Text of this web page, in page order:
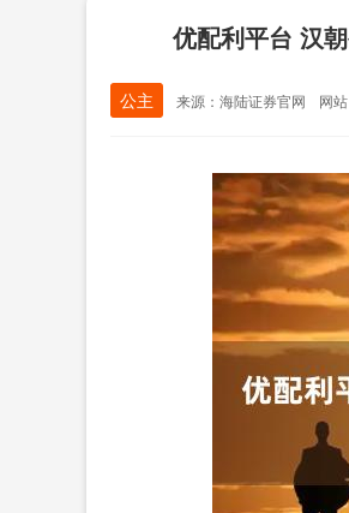
优配利平台 汉
公主 来源：海陆证券官网 网